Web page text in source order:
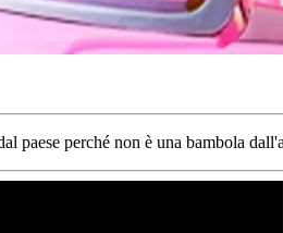
paese perché non è una bambola